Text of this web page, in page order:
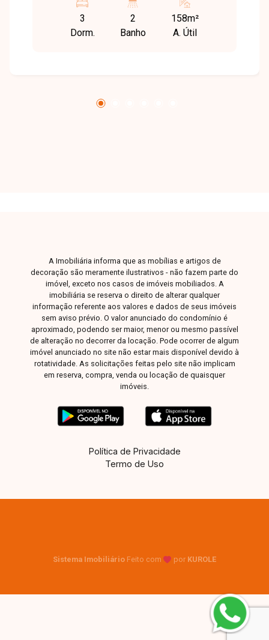
Apartamento com aproximadamente 158 m²,
composto por hall de entrada com armários, sala
ampla com armário, 3 quartos sendo 1 suíte com
elevador, com água inclusa na taxa condominial.
3
Dorm.
2
Banho
158m²
A. Útil
A Imobiliária informa que as mobílias e artigos de
decoração são meramente ilustrativos - não fazem parte do
imóvel, exceto nos casos de imóveis mobiliados. A
imobiliária se reserva o direito de alterar qualquer
informação referente aos valores e dados de seus imóveis
sem aviso prévio. O valor anunciado do condomínio é
aproximado, podendo ser maior, menor ou mesmo passível
de alteração no decorrer da locação. Pode ocorrer de algum
imóvel anunciado no site não estar mais disponível devido à
rotatividade. As solicitações feitas pelo site não implicam
em reserva, compra, venda ou locação de quaisquer
imóveis.
Política de Privacidade
Termo de Uso
Sistema Imobiliário Feito com por KUROLE